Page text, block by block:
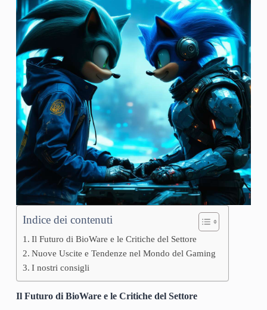
Indice dei contenuti
Il Futuro di BioWare e le Critiche del Settore
Nuove Uscite e Tendenze nel Mondo del Gaming
I nostri consigli
Il Futuro di BioWare e le Critiche del Settore